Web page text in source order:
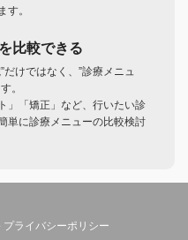
す。
比較できる
けではなく、”診療メニュ
。
」「矯正」など、行いたい診
単に診療メニューの比較検討
プライバシーポリシー